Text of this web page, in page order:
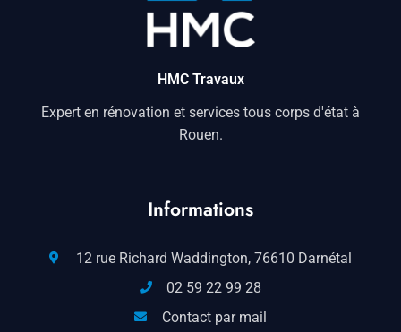
HMC Travaux
Expert en rénovation et services tous corps d'état à
Rouen.
Informations
12 rue Richard Waddington, 76610 Darnétal
02 59 22 99 28
Contact par mail